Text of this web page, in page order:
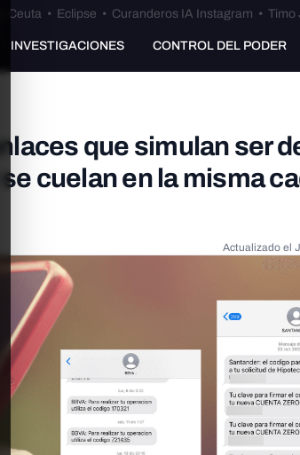
Ceuta • Eclipse • Curanderos IA Instagram • Timo
INVESTIGACIONES CONTROL DEL PODER
que simulan ser
cuelan en la misma
Actualizado el